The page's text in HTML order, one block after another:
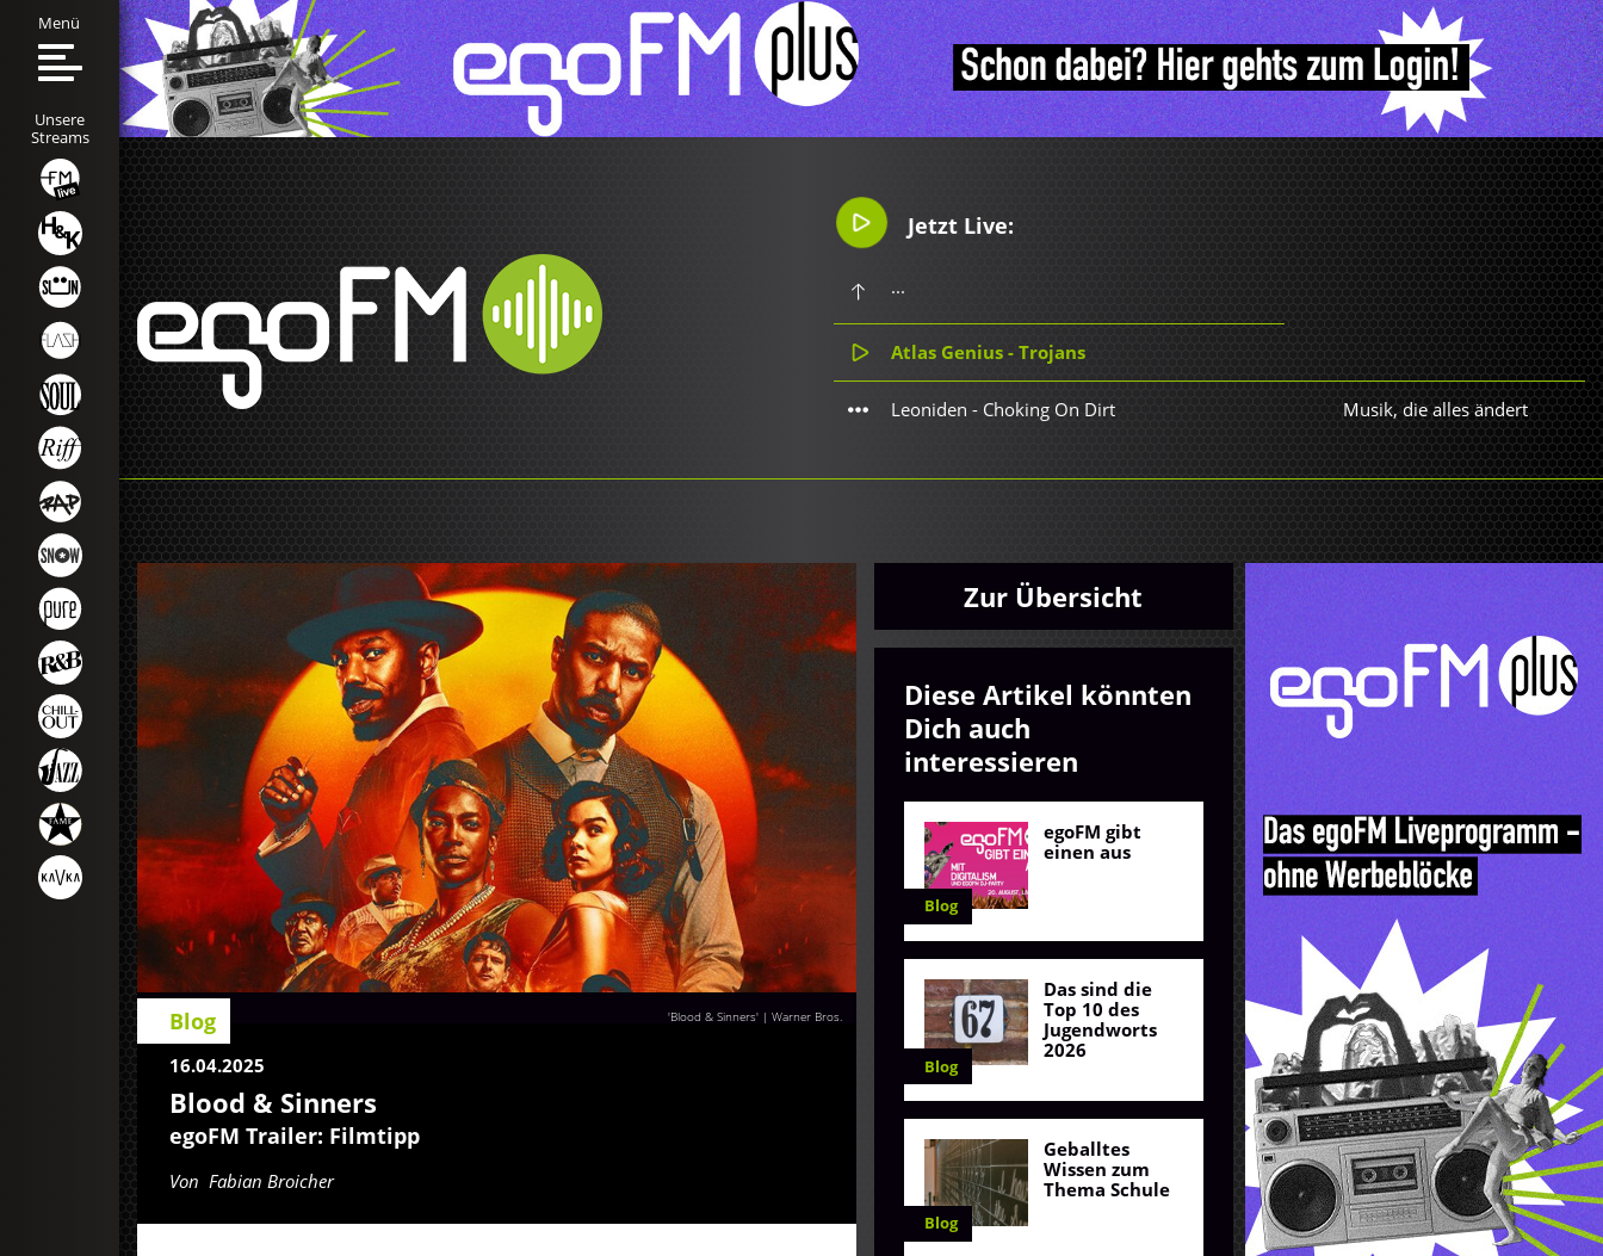
Jetzt Live:
...
Atlas Genius - Trojans
Leoniden - Choking On Dirt Musik, die alles ändert
Menü
Unsere
Streams
'Blood & Sinners' | Warner Bros.
Blog
16.04.2025
Blood & Sinners
egoFM Trailer: Filmtipp
Von Fabian Broicher
Zur Übersicht
Diese Artikel könnten
Dich auch
interessieren
Blog
egoFM gibt
einen aus
Blog
Das sind die
Top 10 des
Jugendworts
2026
Blog
Geballtes
Wissen zum
Thema Schule